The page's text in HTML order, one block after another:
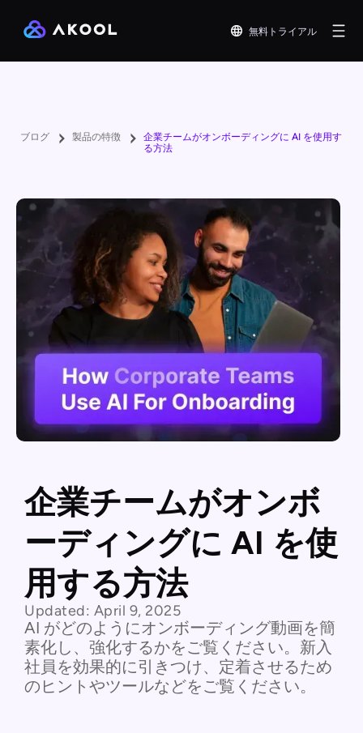
無料トライアル
ブログ 製品の特徴
企業チームがオンボーディングに AI を使用す
る方法
企業チームがオンボ
ーディングに AI を使
用する方法
Updated: April 9, 2025
AI がどのようにオンボーディング動画を簡
素化し、強化するかをご覧ください。新入
社員を効果的に引きつけ、定着させるため
のヒントやツールなどをご覧ください。